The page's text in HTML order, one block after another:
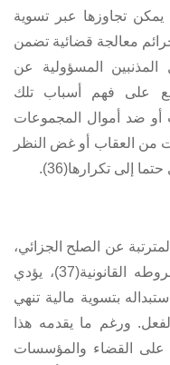
الفساد المالي والاقتصادي(34) يمكن تجاوزها عبر تسوية
معالجة قضائية تضمن
المسؤولية عن
على فهم أسباب تلك
أو ضد أموال المجموعات
ذلك أن الإفلات من العقاب أو غض النظر
إلى تكرارها(36).
عن الصلح الجزائي،
ذلك أن إبرام اتفاق الصلح وتحقق شروطه القانونية(37)، يؤدي
بتسوية مالية تنهي
ورغم ما يقدمه هذا
على القضاء والمؤسسات